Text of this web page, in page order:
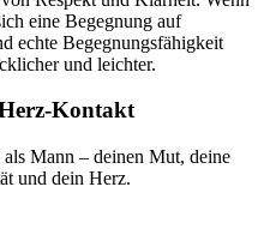
eine Begegnung auf
echte Begegnungsfähigkeit
und leichter.
Kontakt
Mann – deinen Mut, deine
und dein Herz.